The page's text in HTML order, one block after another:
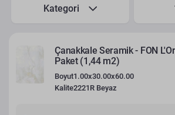
Kategori
Çanakkale Seramik - FON
Paket (1,44 m2)
Boyut1.00x30.00x60.00
Kalite2221R Beyaz